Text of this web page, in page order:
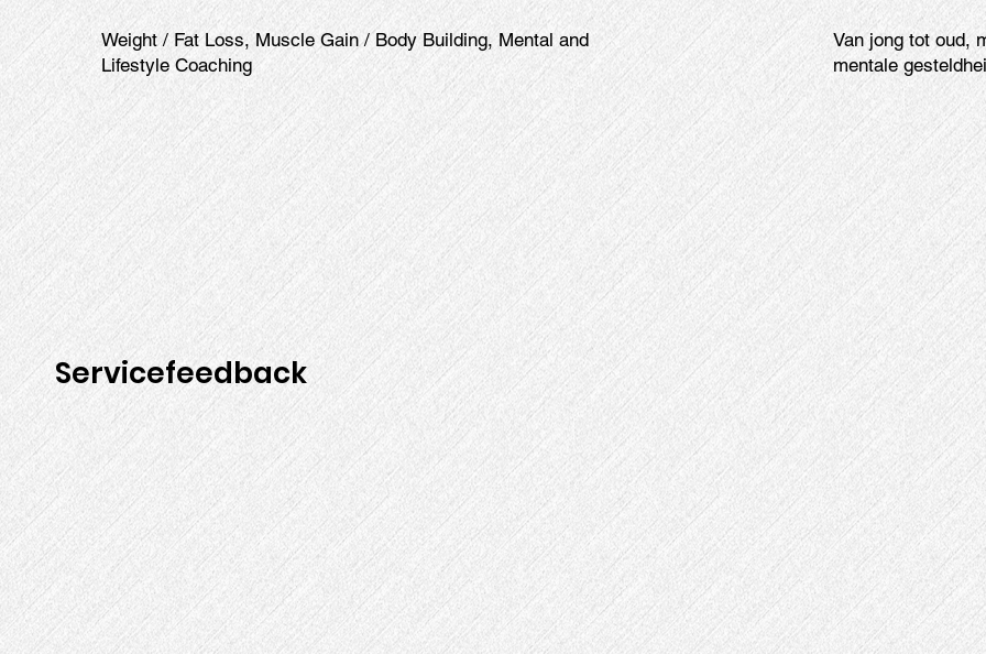
Servicefeedback
Weight / Fat Loss, Muscle Gain / Body Building, Mental and
Lifestyle Coaching
Van jong tot oud,
mentale